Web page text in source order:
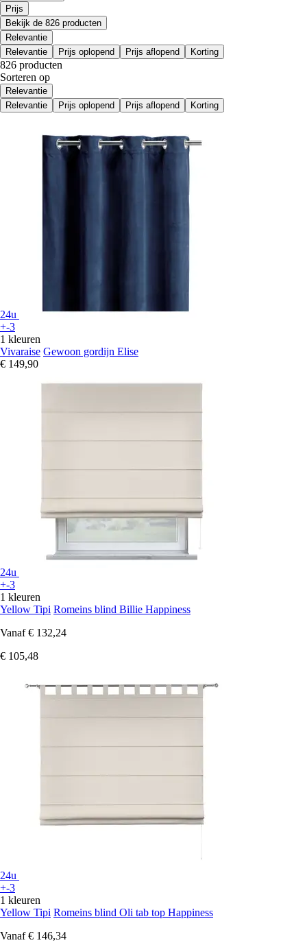
Prijs
Bekijk de 826 producten
Relevantie
Relevantie
Prijs oplopend Prijs aflopend Korting
826 producten
Sorteren op
Relevantie
Relevantie
Prijs oplopend Prijs aflopend Korting
24u
+-3
1 kleuren
Vivaraise Gewoon gordijn Elise
€ 149,90
24u
+-3
1 kleuren
Yellow Tipi Romeins blind Billie Happiness
Vanaf € 132,24
€ 105,48
24u
+-3
1 kleuren
Yellow Tipi Romeins blind Oli tab top Happiness
Vanaf € 146,34